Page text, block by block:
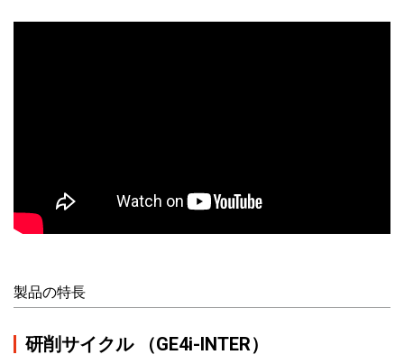
製品の特長
研削サイクル （GE4i-INTER）